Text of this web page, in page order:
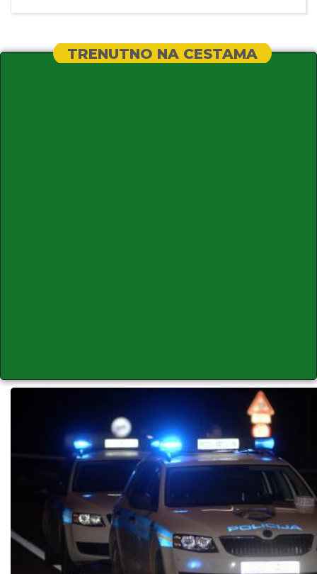
TRENUTNO NA CESTAMA